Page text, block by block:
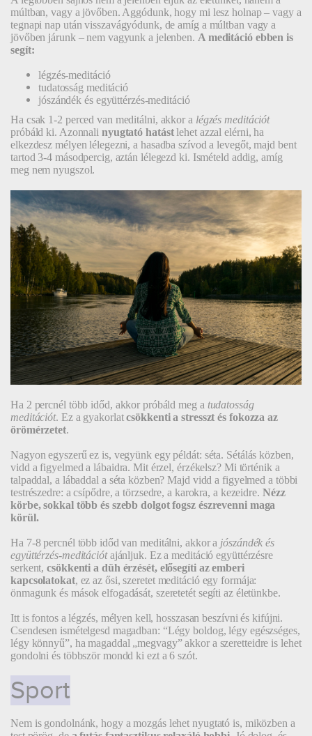
múltban, vagy a jövőben. Aggódunk, hogy mi lesz holnap – vagy a
tegnapi nap után visszavágyódunk, de amíg a múltban vagy a
jövőben járunk – nem vagyunk a jelenben. A meditáció ebben is
segít:
légzés-meditáció
tudatosság meditáció
jószándék és együttérzés-meditáció
Ha csak 1-2 perced van meditálni, akkor a légzés meditációt
próbáld ki. Azonnali nyugtató hatástlehet azzal elérni, ha
elkezdesz mélyen lélegezni, a hasadba szívod a levegőt, majd bent
tartod 3-4 másodpercig, aztán lélegezd ki. Ismételd addig, amíg
meg nem nyugszol.
Ha 2 percnél több időd, akkor próbáld meg a tudatosság
meditációt. Ez a gyakorlatcsökkenti a stresszt és fokozza az
örömérzetet.
Nagyon egyszerű ez is, vegyünk egy példát: séta. Sétálás közben,
vidd a figyelmed a lábaidra. Mit érzel, érzékelsz? Mi történik a
talpaddal, a lábaddal a séta közben? Majd vidd a figyelmed a többi
testrészedre: a csípődre, a törzsedre, a karokra, a kezeidre. Nézz
körbe, sokkal több és szebb dolgot fogsz észrevenni maga
körül.
Ha 7-8 percnél több időd van meditálni, akkor a jószándék és
együttérzés-meditációtajánljuk. Ez a meditáció együttérzésre
serkent,csökkenti a düh érzését, elősegíti az emberi
kapcsolatokat, ez az ősi, szeretet meditáció egy formája:
önmagunk és mások elfogadását, szeretetét segíti az életünkbe.
Itt is fontos a légzés, mélyen kell, hosszasan beszívni és kifújni.
Csendesen ismételgesd magadban: “Légy boldog, légy egészséges,
légy könnyű”, ha magaddal „megvagy” akkor a szeretteidre is lehet
gondolni és többször mondd ki ezt a 6 szót.
Sport
Nem is gondolnánk, hogy a mozgás lehet nyugtató is, miközben a